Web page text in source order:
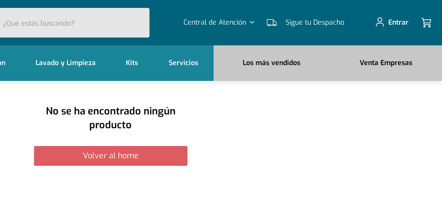
buscando?
Central de Atención Sigue tu Despacho Entrar
Lavado y Limpieza Kits Servicios Los más vendidos Venta Empresas
No se ha encontrado ningún
producto
Volver al home